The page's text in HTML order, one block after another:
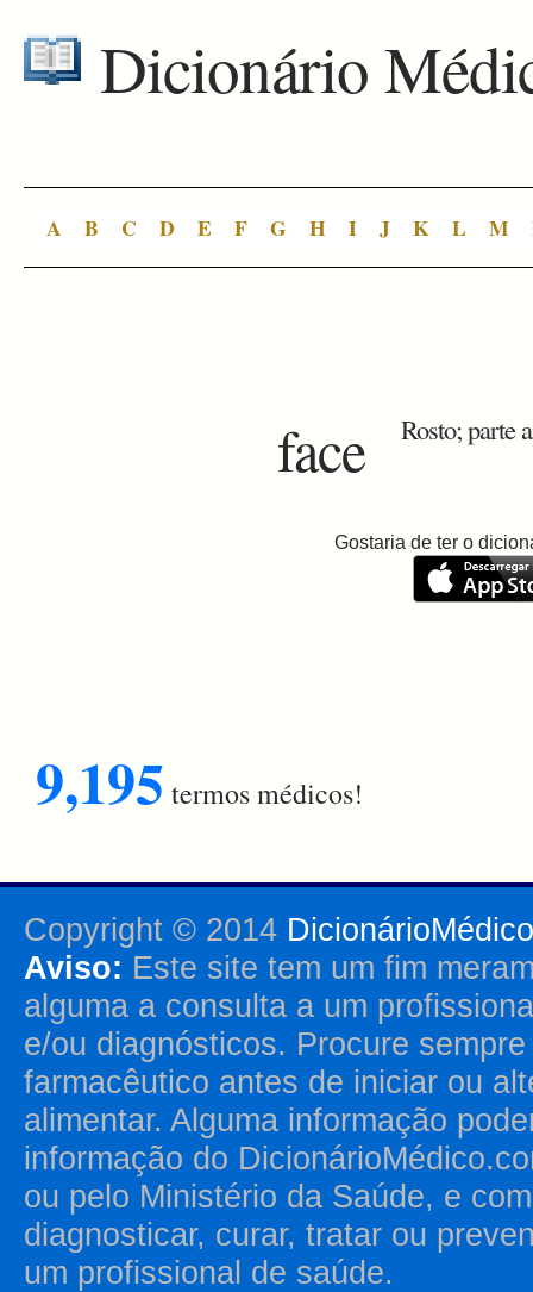
Dicionário
A B C D E F G H I J K L M
face Rosto; parte
Gostaria de ter o
9,195 termos médicos!
Copyright © 2014
Aviso: Este site tem um fim
alguma a consulta a um
e/ou diagnósticos. Procure
farmacêutico antes de iniciar ou
alimentar. Alguma informação
informação do
ou pelo Ministério da Saúde, e
diagnosticar, curar, tratar ou
um profissional de saúde.